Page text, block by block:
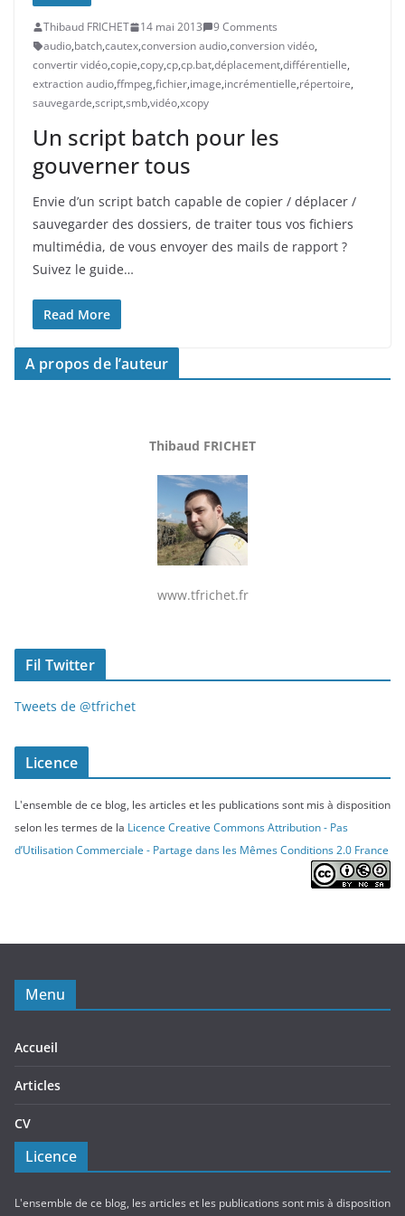
Thibaud FRICHET 14 mai 2013
9 Comments
audio,batch,cautex,conversion audio,conversion vidéo,
convertir vidéo,copie,copy,cp,cp.bat,déplacement,différentielle,
extraction audio,ffmpeg,fichier,image,incrémentielle,répertoire,
sauvegarde,script,smb,vidéo,xcopy
Un script batch pour les
gouverner tous
Envie d’un script batch capable de copier / déplacer /
sauvegarder des dossiers, de traiter tous vos fichiers
multimédia, de vous envoyer des mails de rapport ?
Suivez le guide…
Read More
A propos de l’auteur
Thibaud FRICHET
www.tfrichet.fr
Fil Twitter
Tweets de @tfrichet
Licence
L'ensemble de ce blog, les articles et les publications sont mis à disposition
selon les termes de la Licence Creative Commons Attribution - Pas
d’Utilisation Commerciale - Partage dans les Mêmes Conditions 2.0 France
Menu
Accueil
Articles
CV
Licence
L'ensemble de ce blog, les articles et les publications sont mis à disposition